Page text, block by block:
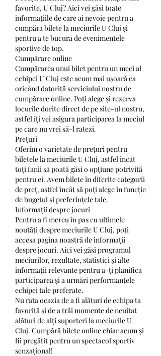
favorite, U Cluj? Aici vei găsi toate
informațiile de care ai nevoie pentru a
cumpăra bilete la meciurile U Cluj și
pentru a te bucura de evenimentele
sportive de top.
Cumpărare online
Cumpărarea unui bilet pentru un meci al
echipei U Cluj este acum mai ușoară ca
oricând datorită serviciului nostru de
cumpărare online. Poți alege și rezerva
locurile dorite direct de pe site-ul nostru,
astfel îți vei asigura participarea la meciul
pe care nu vrei să-l ratezi.
Prețuri
Oferim o varietate de prețuri pentru
biletele la meciurile U Cluj, astfel încât
toți fanii să poată găsi o opțiune potrivită
pentru ei. Avem bilete în diferite categorii
de preț, astfel încât să poți alege în funcție
de bugetul și preferințele tale.
Informații despre jocuri
Pentru a fi mereu în pas cu ultimele
noutăți despre meciurile U Cluj, poți
accesa pagina noastră de informații
despre jocuri. Aici vei găsi programul
meciurilor, rezultate, statistici și alte
informații relevante pentru a-ți planifica
participarea și a urmări performanțele
echipei tale preferate.
Nu rata ocazia de a fi alături de echipa ta
favorită și de a trăi momente de neuitat
alături de alți suporteri la meciurile U
Cluj. Cumpără bilete online chiar acum și
fii pregătit pentru un spectacol sportiv
senzațional!